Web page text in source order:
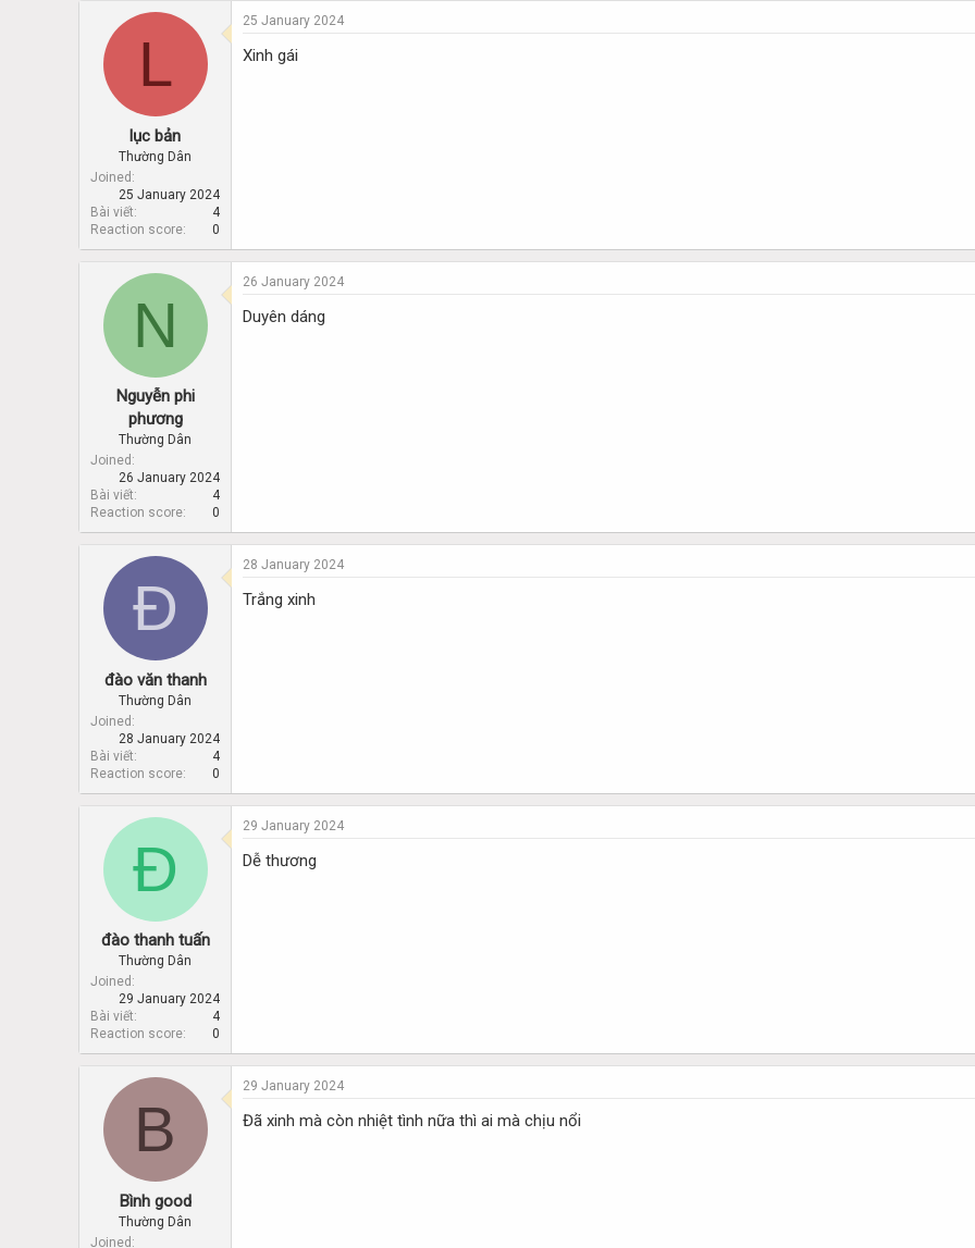
L
lục bản
Thường Dân
Joined
25 January 2024
Bài viết
4
Reaction score
0
25 January 2024
Xinh gái
N
Nguyễn phi
phương
Thường Dân
Joined
26 January 2024
Bài viết
4
Reaction score
0
26 January 2024
Duyên dáng
Đ
đào văn thanh
Thường Dân
Joined
28 January 2024
Bài viết
4
Reaction score
0
28 January 2024
Trắng xinh
Đ
đào thanh tuấn
Thường Dân
Joined
29 January 2024
Bài viết
4
Reaction score
0
29 January 2024
Dễ thương
B
Bình good
Thường Dân
Joined
29 January 2024
Đã xinh mà còn nhiệt tình nữa thì ai mà chịu nổi